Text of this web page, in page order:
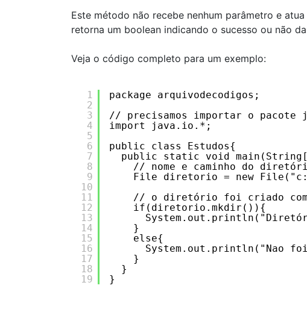
Este método não recebe nenhum parâmetro e
retorna um boolean indicando o sucesso ou não
Veja o código completo para um exemplo:
1
2
3
4
5
6
7
8
9
10
11
12
13
14
15
16
17
18
19
package arquivodecodigos;
// precisamos importar o pacote
import java.io.*;
public class Estudos{
public static void
// nome e caminho do
File diretorio = new
// o diretório foi criado com
if(diretorio.mkdir()){
}
else{
System.out.println("Nao
}
}
}